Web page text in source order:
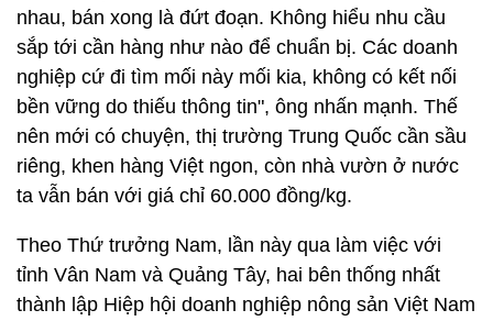
nhau, bán xong là đứt đoạn. Không hiểu nhu cầu
sắp tới cần hàng như nào để chuẩn bị. Các doanh
nghiệp cứ đi tìm mối này mối kia, không có kết nối
bền vững do thiếu thông tin", ông nhấn mạnh. Thế
nên mới có chuyện, thị trường Trung Quốc cần sầu
riêng, khen hàng Việt ngon, còn nhà vườn ở nước
ta vẫn bán với giá chỉ 60.000 đồng/kg.
Theo Thứ trưởng Nam, lần này qua làm việc với
tỉnh Vân Nam và Quảng Tây, hai bên thống nhất
thành lập Hiệp hội doanh nghiệp nông sản Việt Nam